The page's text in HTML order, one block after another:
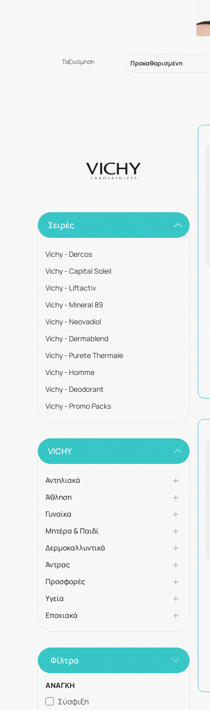
Ταξινόμηση
Σειρές
Vichy - Dercos
Vichy - Capital Soleil
Vichy - Liftactiv
Vichy - Mineral 89
Vichy - Neovadiol
Vichy - Dermablend
Vichy - Purete Thermale
Vichy - Homme
Vichy - Deodorant
Vichy - Promo Packs
VICHY
Αντηλιακά
Άθληση
Γυναίκα
Μητέρα & Παιδί
Δερμοκαλλυντικά
Άντρας
Προσφορές
Υγεία
Εποχιακά
Φίλτρα
ΑΝΑΓΚΗ
Σύσφιξη